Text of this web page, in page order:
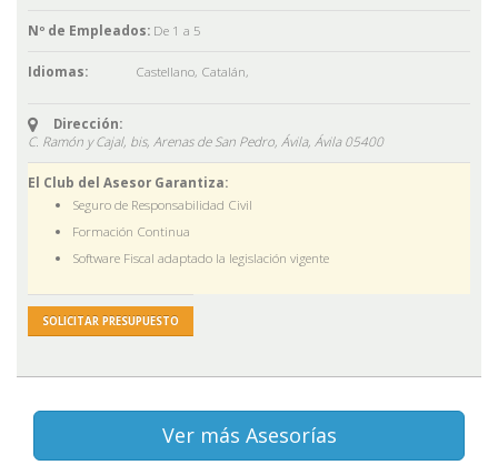
Nº de Empleados: De 1 a 5
Idiomas: Castellano, Catalán,
Dirección:
C. Ramón y Cajal, bis, Arenas de San Pedro, Ávila, Ávila 05400
El Club del Asesor Garantiza:
Seguro de Responsabilidad Civil
Formación Continua
Software Fiscal adaptado la legislación vigente
SOLICITAR PRESUPUESTO
Ver más Asesorías